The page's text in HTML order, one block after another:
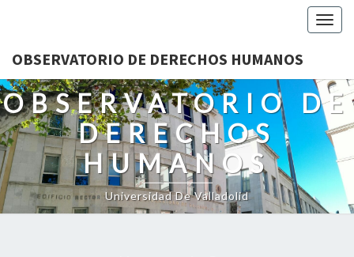
OBSERVATORIO DE DERECHOS HUMANOS
OBSERVATORIO DE
DERECHOS
HUMANOS
Universidad De Valladolid